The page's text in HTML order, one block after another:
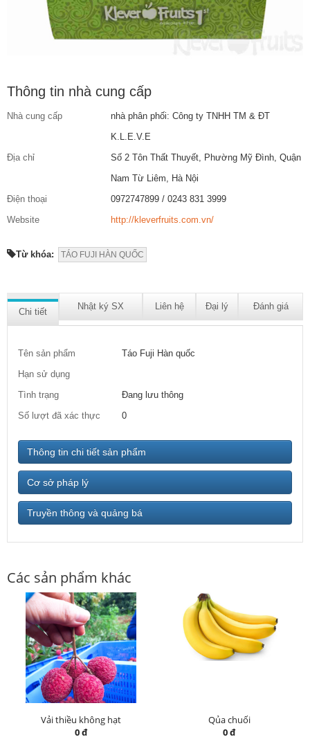
Thông tin nhà cung cấp
Nhà cung cấp
nhà phân phối: Công ty TNHH TM & ĐT
K.L.E.V.E
Địa chỉ
Số 2 Tôn Thất Thuyết, Phường Mỹ Đình, Quận
Nam Từ Liêm, Hà Nội
Điện thoại
0972747899 / 0243 831 3999
Website
http://kleverfruits.com.vn/
Từ khóa: TÁO FUJI HÀN QUỐC
Chi tiết
Nhật ký SX Liên hệ Đại lý Đánh giá
Tên sản phẩm
Táo Fuji Hàn quốc
Hạn sử dụng
Tình trạng
Đang lưu thông
Số lượt đã xác thực
0
Thông tin chi tiết sản phẩm
Cơ sở pháp lý
Truyền thông và quảng bá
Các sản phẩm khác
Vải thiều không hạt
0 đ
Qủa chuối
0 đ